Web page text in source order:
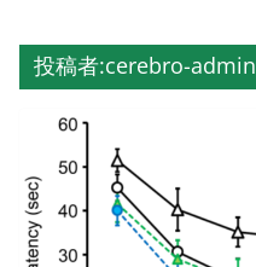
投稿者:cerebro-admin